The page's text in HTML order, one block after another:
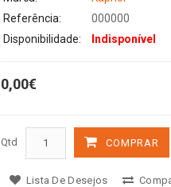
Referência:
000000
Disponibilidade:
Indisponível
0,00€
Qtd COMPRAR
Lista De Desejos